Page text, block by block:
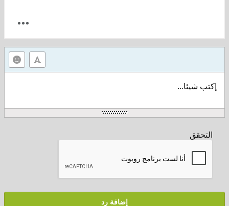
إكتب شيئا...
التحقق
إضافة رد